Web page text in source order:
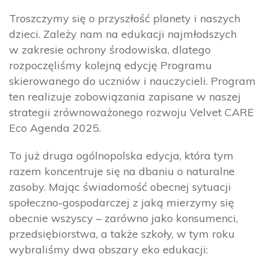
Troszczymy się o przyszłość planety i naszych
dzieci. Zależy nam na edukacji najmłodszych
w zakresie ochrony środowiska, dlatego
rozpoczęliśmy kolejną edycję Programu
skierowanego do uczniów i nauczycieli. Program
ten realizuje zobowiązania zapisane w naszej
strategii zrównoważonego rozwoju Velvet CARE
Eco Agenda 2025.
To już druga ogólnopolska edycja, która tym
razem koncentruje się na dbaniu o naturalne
zasoby. Mając świadomość obecnej sytuacji
społeczno-gospodarczej z jaką mierzymy się
obecnie wszyscy – zarówno jako konsumenci,
przedsiębiorstwa, a także szkoły, w tym roku
wybraliśmy dwa obszary eko edukacji: